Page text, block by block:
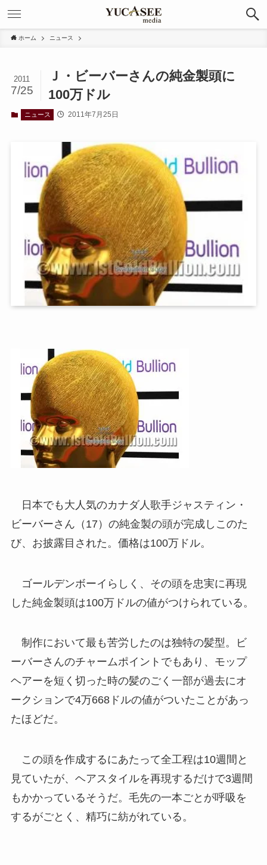
ホーム ニュース
Ｊ・ビーバーさんの純金製頭に
100万ドル
2011
7/25
ニュース 2011年7月25日
日本でも大人気のカナダ人歌手ジャスティン・
ビーバーさん（17）の純金製の頭が完成しこのた
び、お披露目された。価格は100万ドル。
ゴールデンボーイらしく、その頭を忠実に再現
した純金製頭は100万ドルの値がつけられている。
制作において最も苦労したのは独特の髪型。ビ
ーバーさんのチャームポイントでもあり、モップ
ヘアーを短く切った時の髪のごく一部が過去にオ
ークションで4万668ドルの値がついたことがあっ
たほどだ。
この頭を作成するにあたって全工程は10週間と
見ていたが、ヘアスタイルを再現するだけで3週間
もかかっているそうだ。毛先の一本ごとが呼吸を
するがごとく、精巧に紡がれている。